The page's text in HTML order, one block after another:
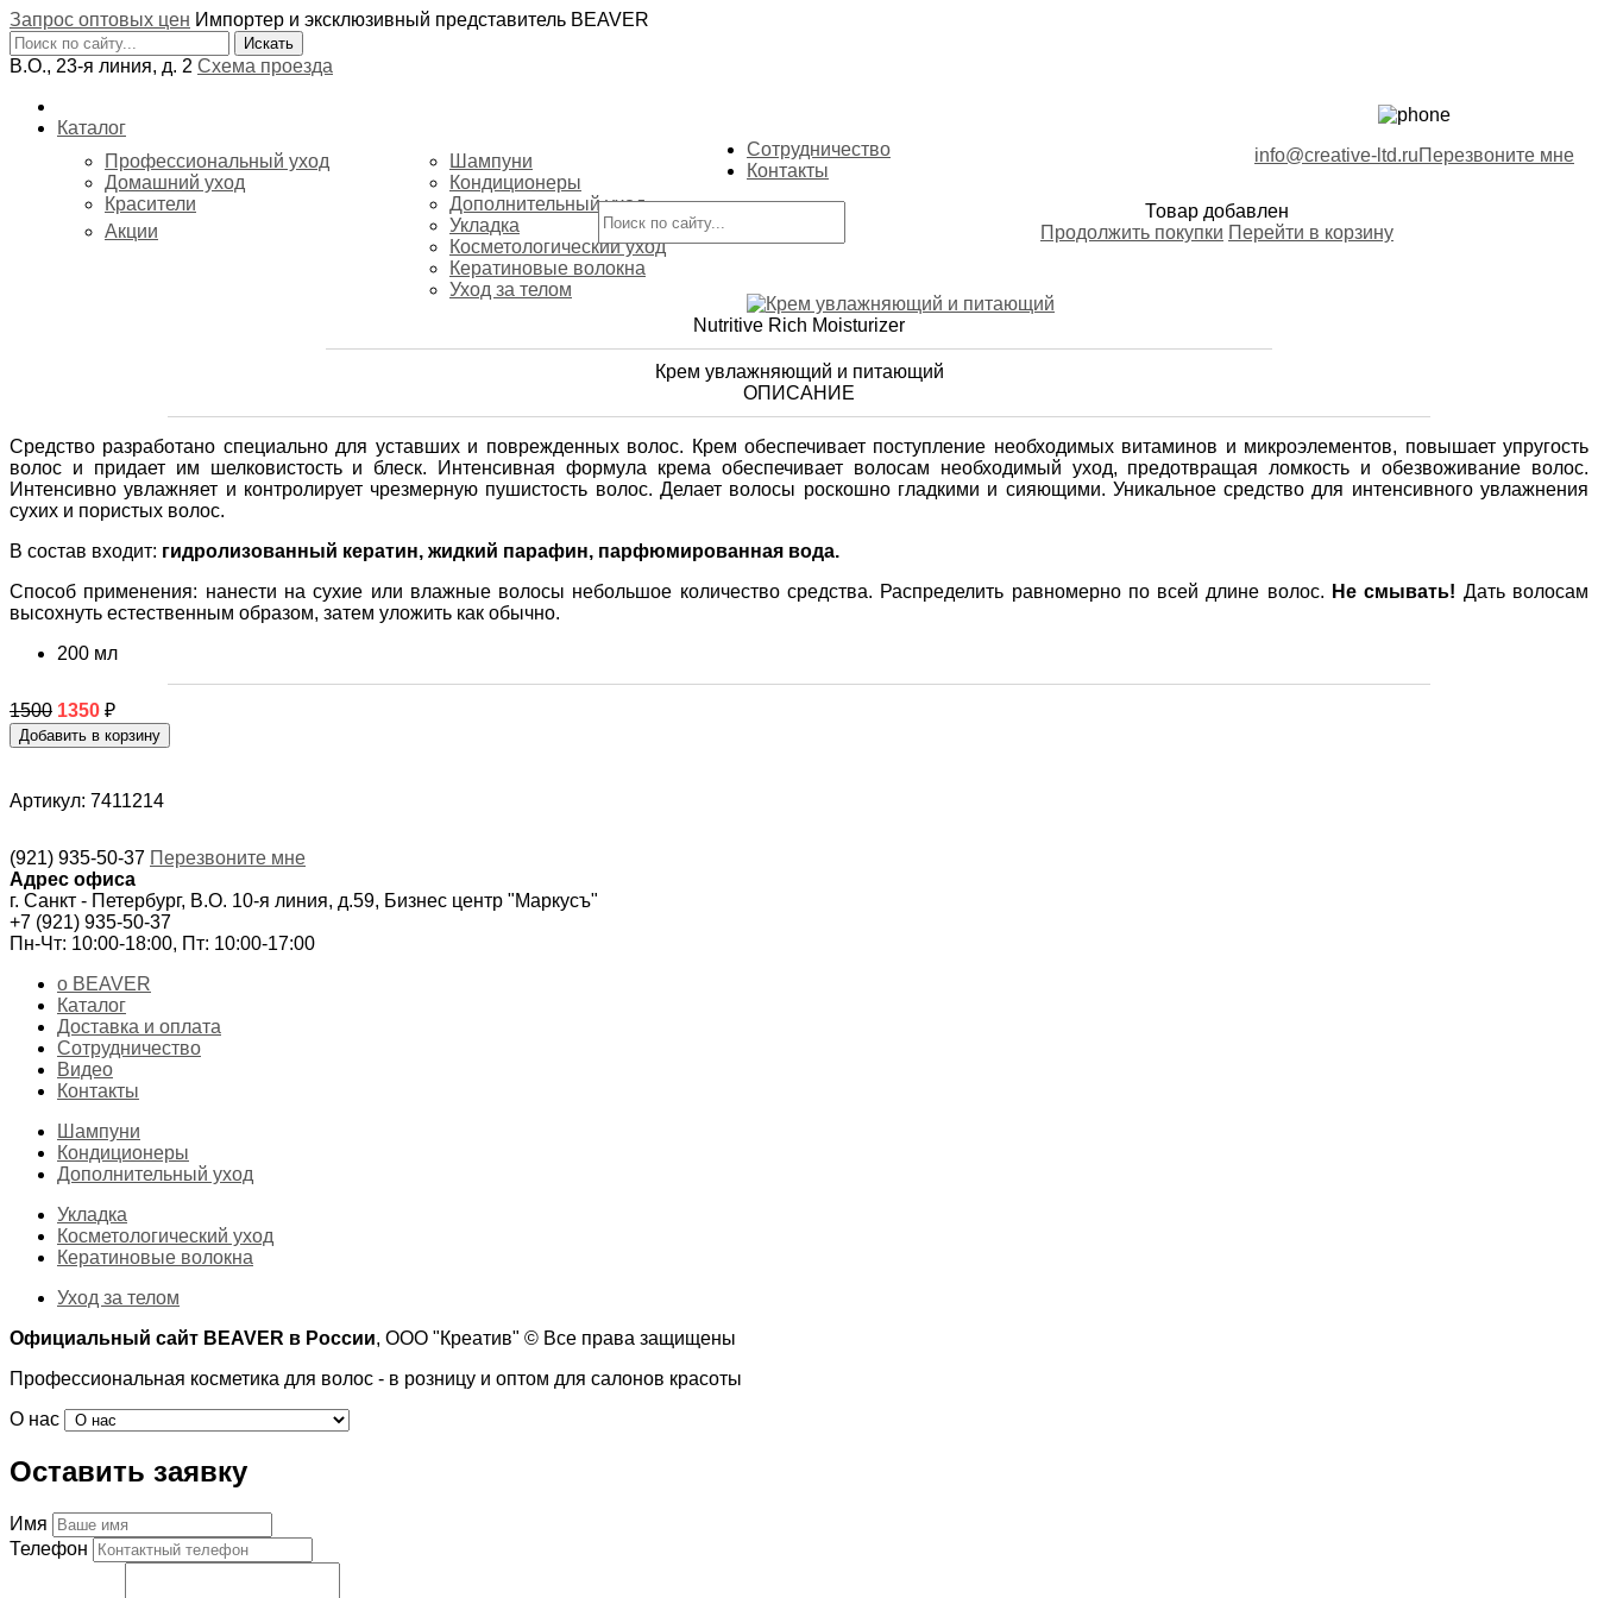
Запрос оптовых цен Импортер и эксклюзивный представитель BEAVER
В.О., 23-я линия, д. 2 Схема проезда
Каталог
Профессиональный уход
Домашний уход
Красители
Акции
Шампуни
Кондиционеры
Дополнительный уход
Укладка
Косметологический уход
Кератиновые волокна
Уход за телом
Сотрудничество
Контакты
Товар добавлен
Продолжить покупки Перейти в корзину
info@creative-ltd.ruПерезвоните мне
Nutritive Rich Moisturizer
Крем увлажняющий и питающий
ОПИСАНИЕ
Средство разработано специально для уставших и поврежденных волос. Крем обеспечивает поступление необходимых витаминов и микроэлементов, повышает упругость
волос и придает им шелковистость и блеск. Интенсивная формула крема обеспечивает волосам необходимый уход, предотвращая ломкость и обезвоживание волос.
Интенсивно увлажняет и контролирует чрезмерную пушистость волос. Делает волосы роскошно гладкими и сияющими. Уникальное средство для интенсивного увлажнения
сухих и пористых волос.
В состав входит: гидролизованный кератин, жидкий парафин, парфюмированная вода.
Способ применения: нанести на сухие или влажные волосы небольшое количество средства. Распределить равномерно по всей длине волос. Не смывать! Дать волосам
высохнуть естественным образом, затем уложить как обычно.
200 мл
1500 1350 ₽
Артикул: 7411214
(921) 935-50-37 Перезвоните мне
Адрес офиса
г. Санкт - Петербург, В.О. 10-я линия, д.59, Бизнес центр "Маркусъ"
+7 (921) 935-50-37
Пн-Чт: 10:00-18:00, Пт: 10:00-17:00
о BEAVER
Каталог
Доставка и оплата
Сотрудничество
Видео
Контакты
Шампуни
Кондиционеры
Дополнительный уход
Укладка
Косметологический уход
Кератиновые волокна
Уход за телом
Официальный сайт BEAVER в России, ООО "Креатив" © Все права защищены
Профессиональная косметика для волос - в розницу и оптом для салонов красоты
О нас
Оставить заявку
Имя
Телефон